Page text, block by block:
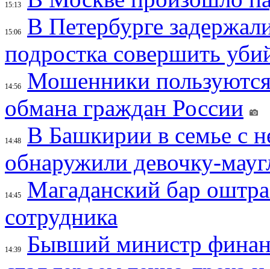
15:13
15:06
В Петербурге
подростка совершить
14:56
Мошенники
обмана граждан России
14:48
В Башкирии в семье с
обнаружили девочку-
14:45
Магаданский бар
сотрудника
14:39
Бывший министр